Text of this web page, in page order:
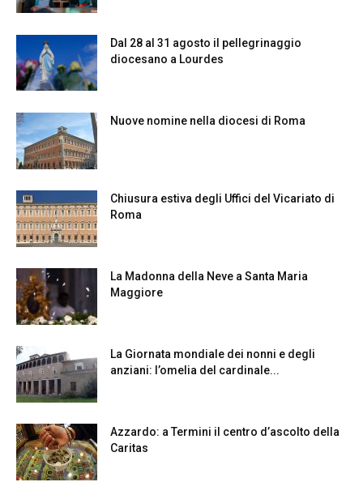
Dal 28 al 31 agosto il pellegrinaggio
diocesano a Lourdes
Nuove nomine nella diocesi di Roma
Chiusura estiva degli Uffici del Vicariato di
Roma
La Madonna della Neve a Santa Maria
Maggiore
La Giornata mondiale dei nonni e degli
anziani: l’omelia del cardinale...
Azzardo: a Termini il centro d’ascolto della
Caritas